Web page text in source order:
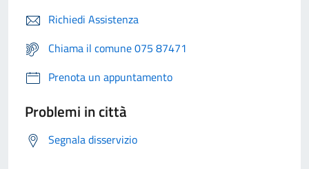
Richiedi Assistenza
Chiama il comune 075 87471
Prenota un appuntamento
Problemi in città
Segnala disservizio